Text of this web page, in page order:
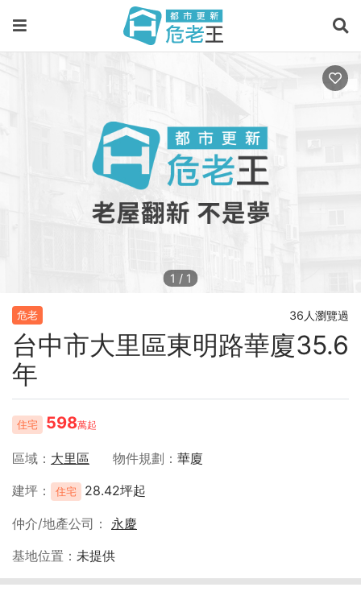
1 / 1
危老 36人瀏覽過
台中市大里區東明路華廈35.6
年
住宅 598萬起
區域 大里區 物件規劃
華廈
建坪
住宅 28.42坪起
仲介/地產公司
永慶
基地位置
未提供